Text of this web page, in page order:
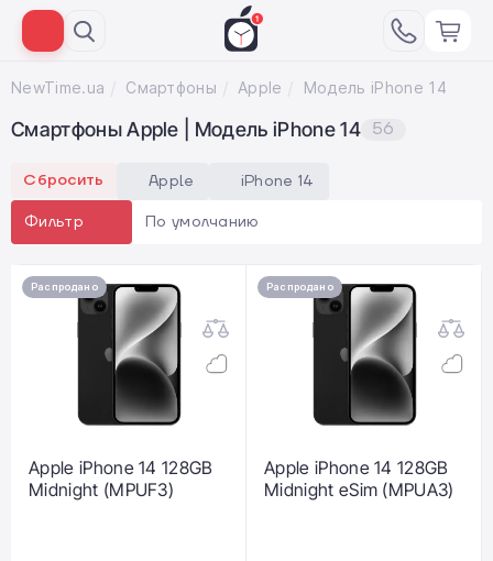
NewTime.ua Смартфоны Apple Модель iPhone 14
Смартфоны Apple | Модель iPhone 14 56
Сбросить Apple iPhone 14
Фильтр По умолчанию
Распродано
Apple iPhone 14 128GB
Midnight (MPUF3)
Распродано
Apple iPhone 14 128GB
Midnight eSim (MPUA3)